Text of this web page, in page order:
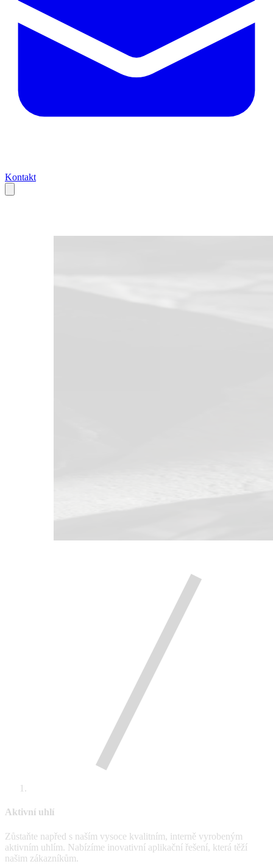
Kontakt
Aktivní uhlí
Zůstaňte napřed s naším vysoce kvalitním, interně vyrobeným
aktivním uhlím. Nabízíme inovativní aplikační řešení, která těží
našim zákazníkům.